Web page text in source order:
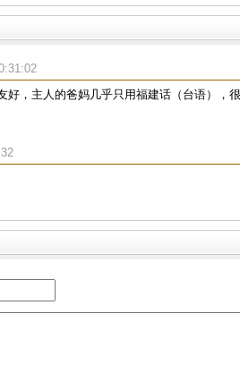
好，主人的爸妈几乎只用福建话（台语），